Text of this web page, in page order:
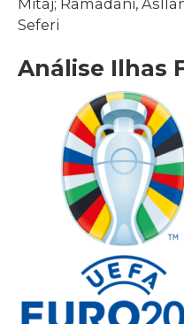
Mitaj; Ramadani,
Seferi
Análise Ilhas